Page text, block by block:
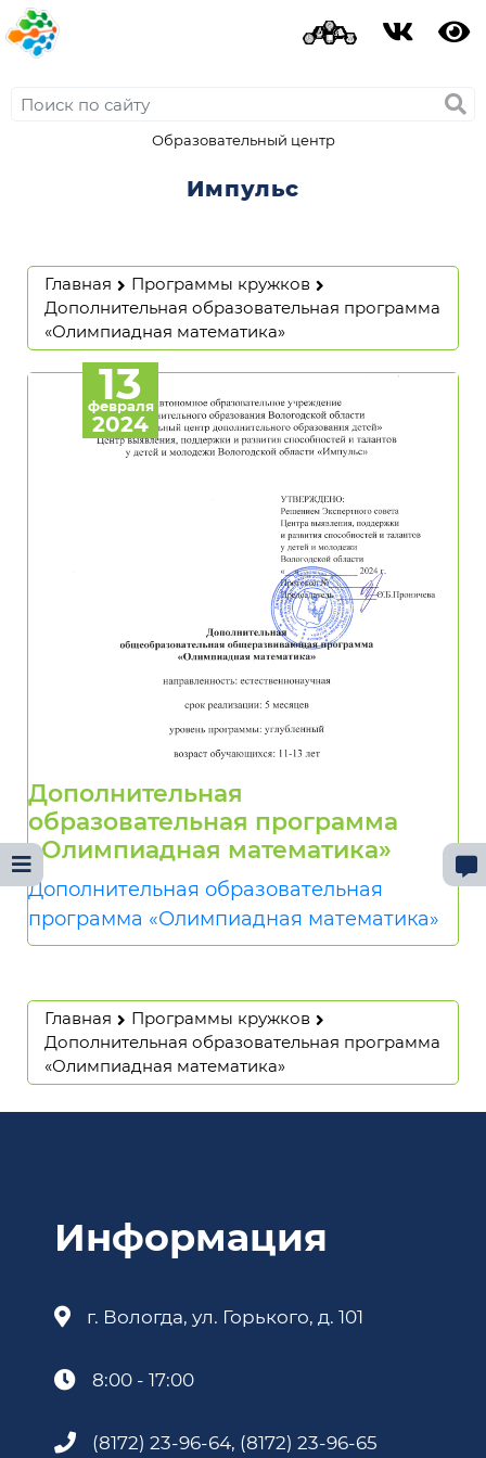
Образовательный центр
Импульс
Главная
Программы кружков
Дополнительная образовательная программа
«Олимпиадная математика»
13
февраля
2024
Дополнительная
образовательная программа
«Олимпиадная математика»
Дополнительная образовательная
программа «Олимпиадная математика»
Главная
Программы кружков
Дополнительная образовательная программа
«Олимпиадная математика»
Информация
г. Вологда, ул. Горького, д. 101
8:00 - 17:00
(8172) 23-96-64, (8172) 23-96-65